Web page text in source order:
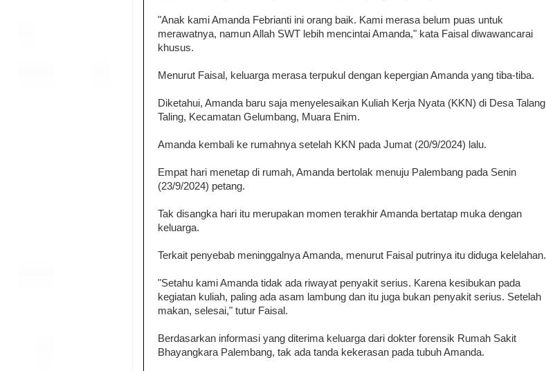
"Anak kami Amanda Febrianti ini orang baik. Kami merasa belum puas untuk
merawatnya, namun Allah SWT lebih mencintai Amanda," kata Faisal diwawancarai
khusus.
Menurut Faisal, keluarga merasa terpukul dengan kepergian Amanda yang tiba-tiba.
Diketahui, Amanda baru saja menyelesaikan Kuliah Kerja Nyata (KKN) di Desa Talang
Taling, Kecamatan Gelumbang, Muara Enim.
Amanda kembali ke rumahnya setelah KKN pada Jumat (20/9/2024) lalu.
Empat hari menetap di rumah, Amanda bertolak menuju Palembang pada Senin
(23/9/2024) petang.
Tak disangka hari itu merupakan momen terakhir Amanda bertatap muka dengan
keluarga.
Terkait penyebab meninggalnya Amanda, menurut Faisal putrinya itu diduga kelelahan.
"Setahu kami Amanda tidak ada riwayat penyakit serius. Karena kesibukan pada
kegiatan kuliah, paling ada asam lambung dan itu juga bukan penyakit serius. Setelah
makan, selesai," tutur Faisal.
Berdasarkan informasi yang diterima keluarga dari dokter forensik Rumah Sakit
Bhayangkara Palembang, tak ada tanda kekerasan pada tubuh Amanda.